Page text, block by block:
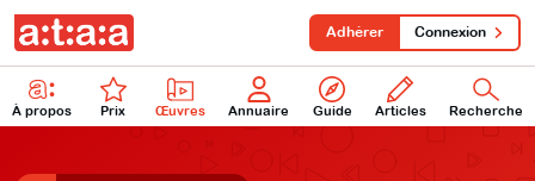
À propos Prix Œuvres Annuaire Guide Articles Recherche
Adhérer Connexion